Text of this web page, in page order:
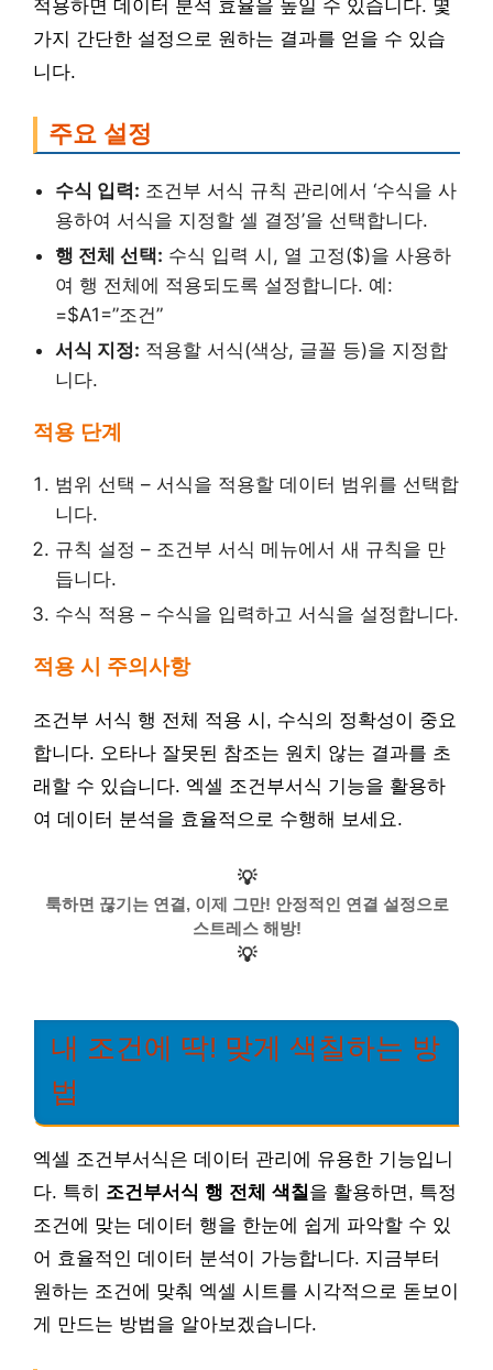
적용하면 데이터 분석 효율을 높일 수 있습니다. 몇
가지 간단한 설정으로 원하는 결과를 얻을 수 있습
니다.
주요 설정
수식 입력: 조건부 서식 규칙 관리에서 ‘수식을 사
용하여 서식을 지정할 셀 결정’을 선택합니다.
행 전체 선택: 수식 입력 시, 열 고정($)을 사용하
여 행 전체에 적용되도록 설정합니다. 예:
=$A1=”조건”
서식 지정: 적용할 서식(색상, 글꼴 등)을 지정합
니다.
적용 단계
범위 선택 – 서식을 적용할 데이터 범위를 선택합
니다.
규칙 설정 – 조건부 서식 메뉴에서 새 규칙을 만
듭니다.
수식 적용 – 수식을 입력하고 서식을 설정합니다.
적용 시 주의사항
조건부 서식 행 전체 적용 시, 수식의 정확성이 중요
합니다. 오타나 잘못된 참조는 원치 않는 결과를 초
래할 수 있습니다. 엑셀 조건부서식 기능을 활용하
여 데이터 분석을 효율적으로 수행해 보세요.
💡
툭하면 끊기는 연결, 이제 그만! 안정적인 연결 설정으로
스트레스 해방!
💡
내 조건에 딱! 맞게 색칠하는 방
법
엑셀 조건부서식은 데이터 관리에 유용한 기능입니
다. 특히 조건부서식 행 전체 색칠을 활용하면, 특정
조건에 맞는 데이터 행을 한눈에 쉽게 파악할 수 있
어 효율적인 데이터 분석이 가능합니다. 지금부터
원하는 조건에 맞춰 엑셀 시트를 시각적으로 돋보이
게 만드는 방법을 알아보겠습니다.